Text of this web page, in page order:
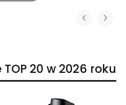
20 w 2026 roku